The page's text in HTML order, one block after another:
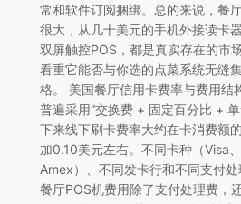
常和软件订阅捆绑。总的来说，餐
很大，从几十美元的手机外接读卡
双屏触控POS，都是真实存在的市
看重它能否与你选的点菜系统无缝
格。 美国餐厅信用卡费率与费用结
普遍采用“交换费 + 固定百分比 +
下来线下刷卡费率大约在卡消费额
加0.10美元左右。不同卡种（Visa
Amex）、不同发卡行和不同支付处
餐厅POS机费用除了支付处理费，